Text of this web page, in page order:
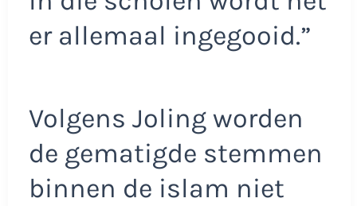
er allemaal ingegooid.”
Volgens Joling worden
de gematigde stemmen
binnen de islam niet